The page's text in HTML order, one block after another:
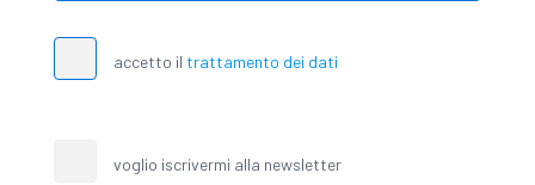
accetto il trattamento dei dati
voglio iscrivermi alla newsletter